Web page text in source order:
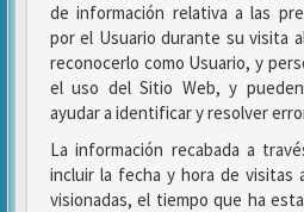
de información relativa a las
por el Usuario durante su visita
reconocerlo como Usuario, y
el uso del Sitio Web, y
ayudar a identificar y resolver
La información recabada a
incluir la fecha y hora de visitas
visionadas, el tiempo que ha